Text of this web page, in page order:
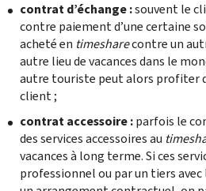
contrat d’échange :souvent le
contre paiement d’une certaine
acheté en timesharecontre un
autre lieu de vacances dans le
autre touriste peut alors profiter
client ;
contrat accessoire :parfois le
des services accessoires au
vacances à long terme. Si ces
professionnel ou par un tiers